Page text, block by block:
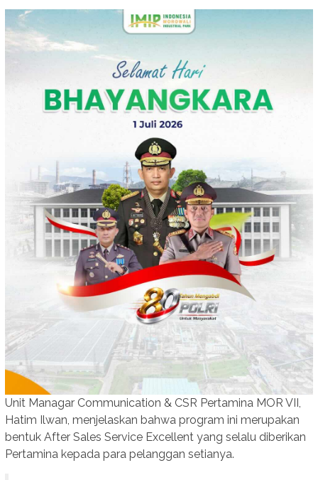
Unit Managar Communication & CSR Pertamina MOR VII,
Hatim Ilwan, menjelaskan bahwa program ini merupakan
bentuk After Sales Service Excellent yang selalu diberikan
Pertamina kepada para pelanggan setianya.